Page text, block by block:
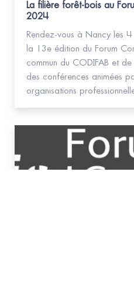
La filière forêt-bois au
2024
Rendez-vous à Nancy les
la 13e édition du Forum
commun du CODIFAB et
des conférences animées
organisations